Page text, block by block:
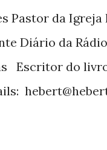
Pastor da
Diário da
Escritor do